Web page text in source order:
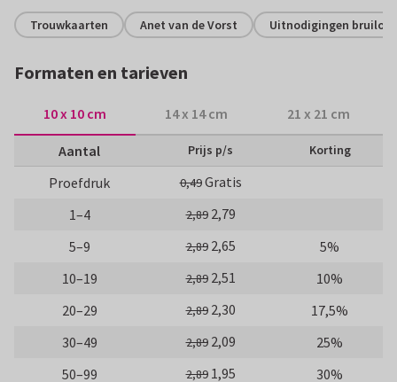
Trouwkaarten Anet van de Vorst Uitnodigingen bruiloft
Formaten en tarieven
10 x 10 cm 14 x 14 cm 21 x 21 cm
Aantal Prijs p/s Korting
Proefdruk 0,49Gratis
1–4
2,89 2,79
5–9
2,89 2,65
5%
10–19
2,89 2,51
10%
20–29
2,89 2,30
17,5%
30–49
2,89 2,09
25%
50–99
2,89 1,95
30%